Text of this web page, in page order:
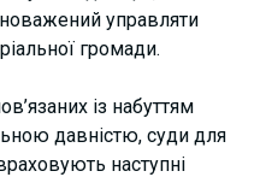
управляти
громади.
із набуттям
давністю, суди для
наступні